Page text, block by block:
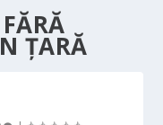
ȚARĂ